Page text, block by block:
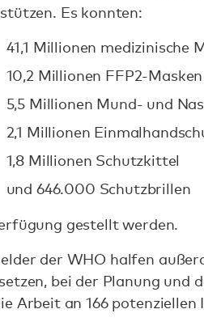
Es konnten:
41,1 Millionen medizinische
10,2 Millionen FFP2-Masken
5,5 Millionen Mund- und
2,1 Millionen
1,8 Millionen Schutzkittel
und 646.000 Schutzbrillen
gestellt werden.
der WHO halfen
bei der Planung und
Arbeit an 166